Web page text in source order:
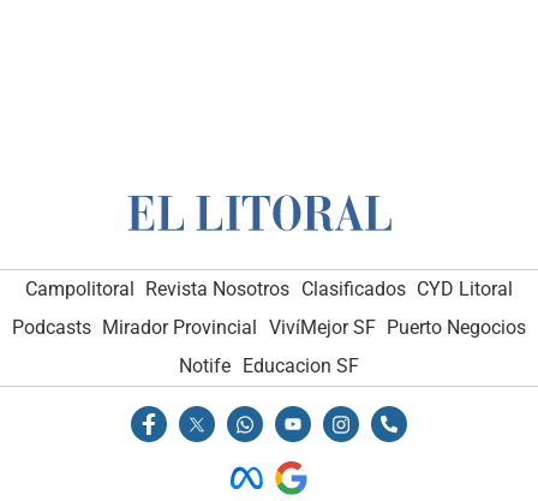
Campolitoral Revista Nosotros Clasificados CYD Litoral
Podcasts Mirador Provincial VivíMejor SF Puerto Negocios
Notife Educacion SF